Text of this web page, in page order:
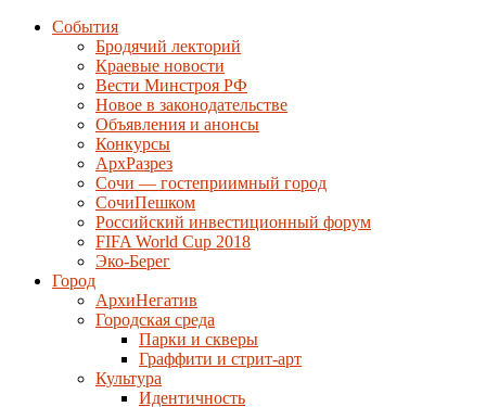
События
Бродячий лекторий
Краевые новости
Вести Минстроя РФ
Новое в законодательстве
Объявления и анонсы
Конкурсы
АрхРазрез
Сочи — гостеприимный город
СочиПешком
Российский инвестиционный форум
FIFA World Cup 2018
Эко-Берег
Город
АрхиНегатив
Городская среда
Парки и скверы
Граффити и стрит-арт
Культура
Идентичность